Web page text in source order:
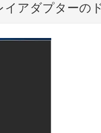
イアダプターの